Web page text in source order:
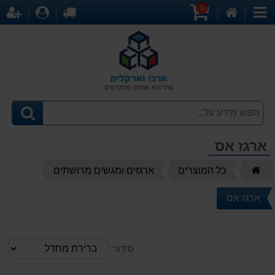
קטגוריות
0
לקופה
ארגז אס
כל המוצרים ארגזים ומגשים מרושתים
ארגז אס
סידור: